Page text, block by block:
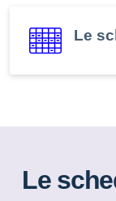
Le
Le